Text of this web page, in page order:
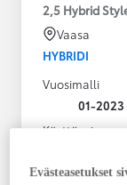
2,5 Hybrid
Vaasa
HYBRIDI
Vuosimalli
01-2023
Käyttövoima
Evästeasetukset